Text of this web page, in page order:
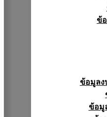
ข้
ข้อมูลง
ข้อมู